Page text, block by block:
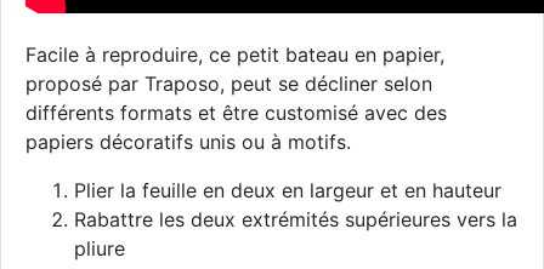
Facile à reproduire, ce petit bateau en papier,
proposé par Traposo, peut se décliner selon
différents formats et être customisé avec des
papiers décoratifs unis ou à motifs.
Plier la feuille en deux en largeur et en hauteur
Rabattre les deux extrémités supérieures vers la
pliure